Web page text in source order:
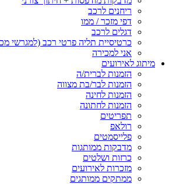
ריחנים לרכב
דפי מזכר / ממו
דגלים לרכב
כרטיסיית תליה פרטי רכב (למגרשי
אני למכירה
מיתוג לאירועים
הזמנות לברית/ה
הזמנות לבר/בת מצווה
הזמנות לחינה
הזמנות לחתונה
תפריטים
רולאפ
פלייסמטים
מדבקות ממותגות
כרזות ושלטים
מזכרות לאירועים
ממתקים ממותגים